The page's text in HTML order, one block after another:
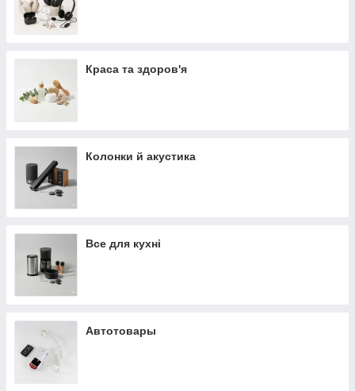
Краса та здоров'я
Колонки й акустика
Все для кухні
Автотовары